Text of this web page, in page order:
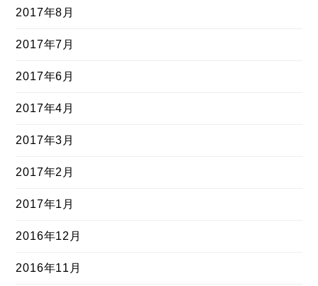
2017年8月
2017年7月
2017年6月
2017年4月
2017年3月
2017年2月
2017年1月
2016年12月
2016年11月